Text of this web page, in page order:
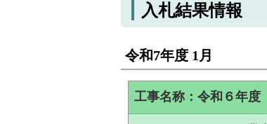
入札結果情報
令和7年度 1月
工事名称：令和６年